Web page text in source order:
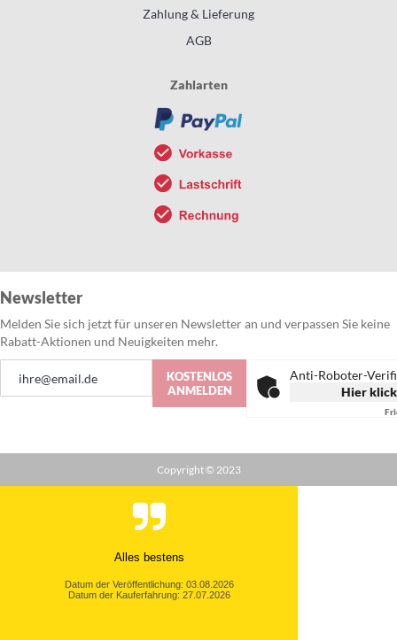
Zahlung & Lieferung
AGB
Zahlarten
Newsletter
Melden Sie sich jetzt für unseren Newsletter an und verpassen Sie keine
Rabatt-Aktionen und Neuigkeiten mehr.
zum
KOSTENLOS
ANMELDEN
Anti-Roboter-
Hier
Copyright © 2023
Alles bestens
Datum der Veröffentlichung: 03.08.2026
Datum der Kauferfahrung: 27.07.2026